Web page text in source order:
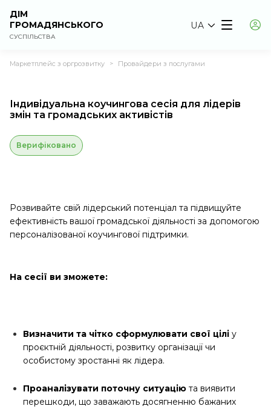
ДІМ
ГРОМАДЯНСЬКОГО
СУСПІЛЬСТВА
UA
Маркетплейс з оргрозвитку > Провайдери з послугами
Індивідуальна коучингова сесія для лідерів
змін та громадських активістів
Верифіковано
Розвивайте свій лідерський потенціал та підвищуйте
ефективність вашої громадської діяльності за допомогою
персоналізованої коучингової підтримки.
На сесії ви зможете:
Визначити та чітко сформулювати свої цілі у
проєктній діяльності, розвитку організації чи
особистому зростанні як лідера.
Проаналізувати поточну ситуацію та виявити
перешкоди, що заважають досягненню бажаних